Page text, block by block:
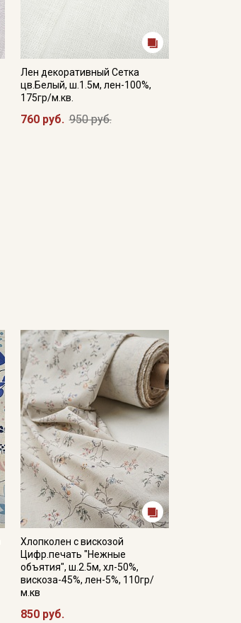
Лен декоративный Сетка
цв.Белый, ш.1.5м, лен-100%,
175гр/м.кв.
760 руб. 950 руб.
Хлопколен с вискозой
Цифр.печать "Нежные
объятия", ш.2.5м, хл-50%,
вискоза-45%, лен-5%, 110гр/
м.кв
850 руб.